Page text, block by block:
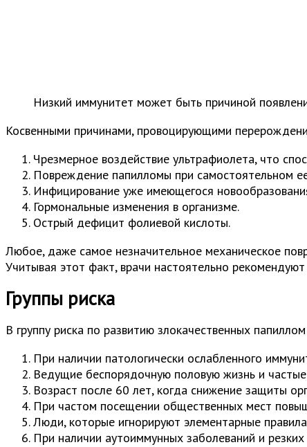
Низкий иммунитет может быть причиной
Косвенными причинами, провоцирующими
Чрезмерное воздействие ультрафиолета, что
Повреждение папилломы при самостоятельном
Инфицирование уже имеющегося
Гормональные изменения в организме.
Острый дефицит фолиевой кислоты.
Любое, даже самое незначительное механическое
Учитывая этот факт, врачи настоятельно
Группы риска
В группу риска по развитию злокачественных
При наличии патологически ослабленного
Ведущие беспорядочную половую жизнь и
Возраст после 60 лет, когда снижение защиты
При частом посещении общественных мест
Люди, которые игнорируют элементарные
При наличии аутоиммунных заболеваний и